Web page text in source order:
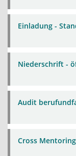
Einladung -
Niederschrift -
Audit
Cross